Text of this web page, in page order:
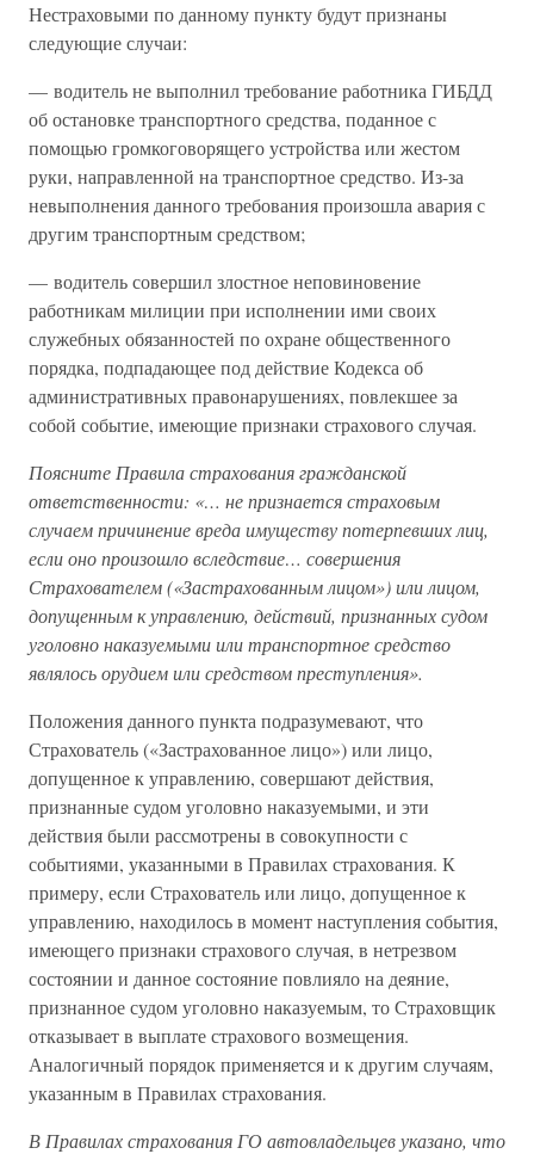
Нестраховыми по данному пункту будут признаны
следующие случаи:
— водитель не выполнил требование работника ГИБДД
об остановке транспортного средства, поданное с
помощью громкоговорящего устройства или жестом
руки, направленной на транспортное средство. Из-за
невыполнения данного требования произошла авария с
другим транспортным средством;
— водитель совершил злостное неповиновение
работникам милиции при исполнении ими своих
служебных обязанностей по охране общественного
порядка, подпадающее под действие Кодекса об
административных правонарушениях, повлекшее за
собой событие, имеющие признаки страхового случая.
Поясните Правила страхования гражданской
ответственности: «… не признается страховым
случаем причинение вреда имуществу потерпевших лиц,
если оно произошло вследствие… совершения
Страхователем («Застрахованным лицом») или лицом,
допущенным к управлению, действий, признанных судом
уголовно наказуемыми или транспортное средство
являлось орудием или средством преступления».
Положения данного пункта подразумевают, что
Страхователь («Застрахованное лицо») или лицо,
допущенное к управлению, совершают действия,
признанные судом уголовно наказуемыми, и эти
действия были рассмотрены в совокупности с
событиями, указанными в Правилах страхования. К
примеру, если Страхователь или лицо, допущенное к
управлению, находилось в момент наступления события,
имеющего признаки страхового случая, в нетрезвом
состоянии и данное состояние повлияло на деяние,
признанное судом уголовно наказуемым, то Страховщик
отказывает в выплате страхового возмещения.
Аналогичный порядок применяется и к другим случаям,
указанным в Правилах страхования.
В Правилах страхования ГО автовладельцев указано, что